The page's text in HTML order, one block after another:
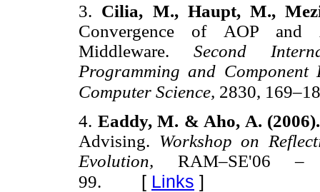
3. Cilia, M., Haupt, M.,
Convergence of AOP and
Middleware. Second
Programming and
Computer Science, 2830,
4. Eaddy, M. & Aho, A.
Advising. Workshop on
Evolution, RAM–SE'06 –
99. [ Links ]